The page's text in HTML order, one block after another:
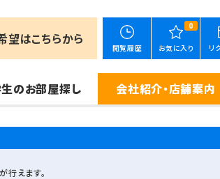
望はこちらから
閲覧履歴
0
お気に入り リ
のお部屋探し 会社紹介・店舗案内
行えます。